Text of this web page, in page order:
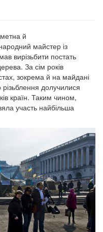
й
майстер із
вирізьбити постать
За сім років
зокрема й на майдані
долучилися
країн. Таким чином,
участь найбільша